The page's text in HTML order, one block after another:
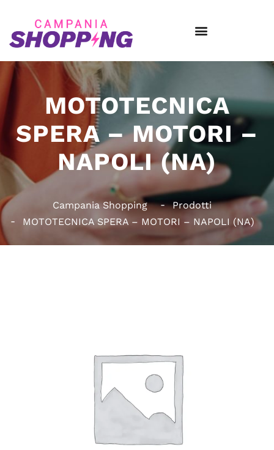
MOTOTECNICA
SPERA – MOTORI –
NAPOLI (NA)
Campania Shopping
Prodotti
MOTOTECNICA SPERA – MOTORI – NAPOLI (NA)